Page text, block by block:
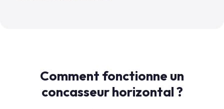
Comment fonctionne un
concasseur horizontal ?